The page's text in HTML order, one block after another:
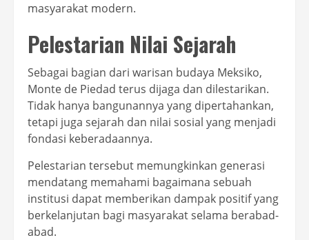
masyarakat modern.
Pelestarian Nilai Sejarah
Sebagai bagian dari warisan budaya Meksiko,
Monte de Piedad terus dijaga dan dilestarikan.
Tidak hanya bangunannya yang dipertahankan,
tetapi juga sejarah dan nilai sosial yang menjadi
fondasi keberadaannya.
Pelestarian tersebut memungkinkan generasi
mendatang memahami bagaimana sebuah
institusi dapat memberikan dampak positif yang
berkelanjutan bagi masyarakat selama berabad-
abad.